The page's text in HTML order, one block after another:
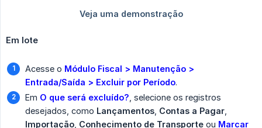
Em lote
Acesse o Módulo Fiscal > Manutenção >
Entrada/Saída > Excluir por Período.
Em O que será excluído? , selecione os registros
desejados, como Lançamentos Contas a Pagar
Importação Conhecimento de Transporte ou Marcar